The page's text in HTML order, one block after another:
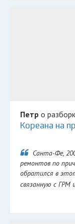
Петр о
Кореана на
Санта-Фе,
ремонтов по
обратился в
связанную с ГРМ